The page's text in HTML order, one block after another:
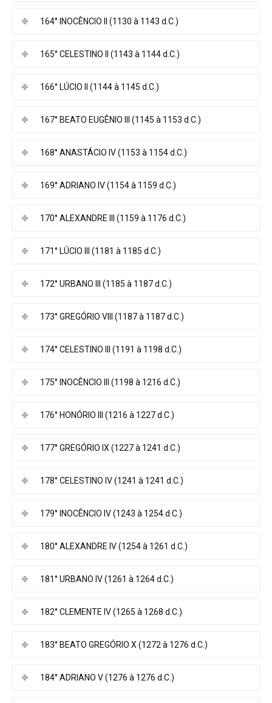
164° INOCÊNCIO II (1130 à 1143 d.C.)
165° CELESTINO II (1143 à 1144 d.C.)
166° LÚCIO II (1144 à 1145 d.C.)
167° BEATO EUGÊNIO III (1145 à 1153 d.C.)
168° ANASTÁCIO IV (1153 à 1154 d.C.)
169° ADRIANO IV (1154 à 1159 d.C.)
170° ALEXANDRE III (1159 à 1176 d.C.)
171° LÚCIO III (1181 à 1185 d.C.)
172° URBANO III (1185 à 1187 d.C.)
173° GREGÓRIO VIII (1187 à 1187 d.C.)
174° CELESTINO III (1191 à 1198 d.C.)
175° INOCÊNCIO III (1198 à 1216 d.C.)
176° HONÓRIO III (1216 à 1227 d.C.)
177° GREGÓRIO IX (1227 à 1241 d.C.)
178° CELESTINO IV (1241 à 1241 d.C.)
179° INOCÊNCIO IV (1243 à 1254 d.C.)
180° ALEXANDRE IV (1254 à 1261 d.C.)
181° URBANO IV (1261 à 1264 d.C.)
182° CLEMENTE IV (1265 à 1268 d.C.)
183° BEATO GREGÓRIO X (1272 à 1276 d.C.)
184° ADRIANO V (1276 à 1276 d.C.)